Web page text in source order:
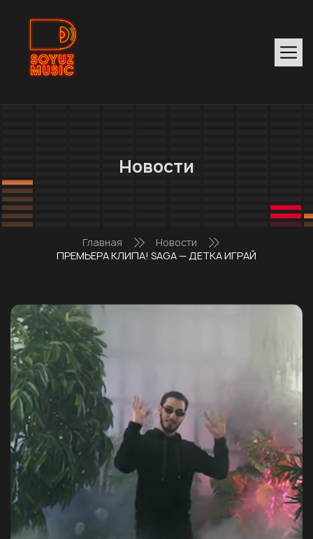
Новости
Главная
Новости
ПРЕМЬЕРА КЛИПА! SAGA — ДЕТКА ИГРАЙ